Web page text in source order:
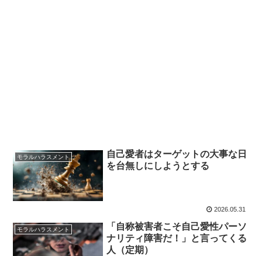
モラルハラスメント
自己愛者はターゲットの大事な日
を台無しにしようとする
2026.05.31
モラルハラスメント
「自称被害者こそ自己愛性パーソ
ナリティ障害だ！」と言ってくる
人（定期）